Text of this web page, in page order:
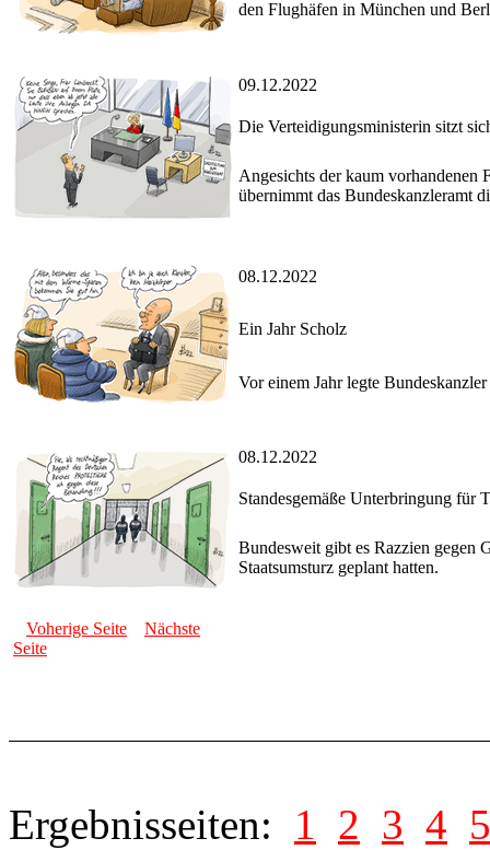
den Flughäfen in München und
09.12.2022
Die Verteidigungsministerin sitzt
Angesichts der kaum vorhandenen
übernimmt das Bundeskanzleramt
08.12.2022
Ein Jahr Scholz
Vor einem Jahr legte
08.12.2022
Standesgemäße Unterbringung für
Bundesweit gibt es Razzien gegen
Staatsumsturz geplant hatten.
Voherige Seite
Nächste
Seite
Ergebnisseiten: 1 2 3 4 5